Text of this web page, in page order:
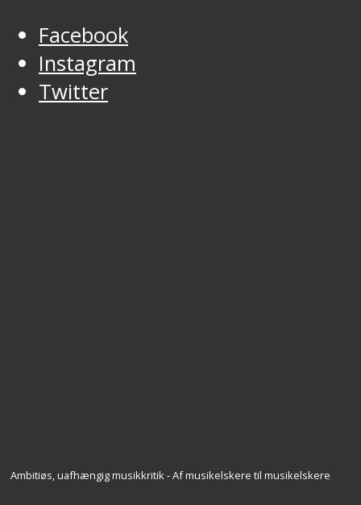
Facebook
Instagram
Twitter
Ambitiøs, uafhængig musikkritik - Af musikelskere til musikelskere